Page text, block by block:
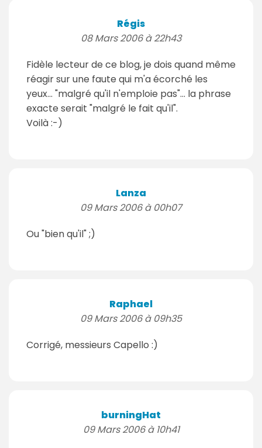
Régis
08 Mars 2006 à 22h43
Fidèle lecteur de ce blog, je dois quand même
réagir sur une faute qui m'a écorché les
yeux... "malgré qu'il n'emploie pas"... la phrase
exacte serait "malgré le fait qu'il".
Voilà :-)
Lanza
09 Mars 2006 à 00h07
Ou "bien qu'il" ;)
Raphael
09 Mars 2006 à 09h35
Corrigé, messieurs Capello :)
burningHat
09 Mars 2006 à 10h41